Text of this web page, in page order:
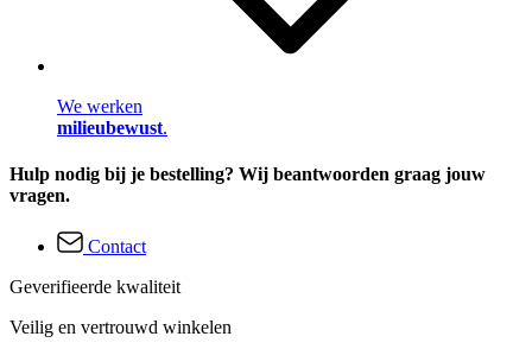
We werken
milieubewust.
Hulp nodig bij je bestelling? Wij beantwoorden graag jouw
vragen.
Contact
Geverifieerde kwaliteit
Veilig en vertrouwd winkelen